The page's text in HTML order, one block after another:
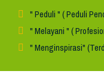
" Peduli " ( Peduli
" Melayani " (
" Menginspirasi"